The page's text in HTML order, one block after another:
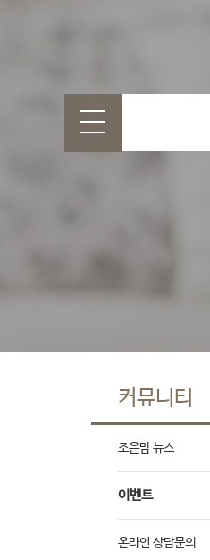
커뮤니티
조은맘 뉴스
이벤트
온라인 상담문의